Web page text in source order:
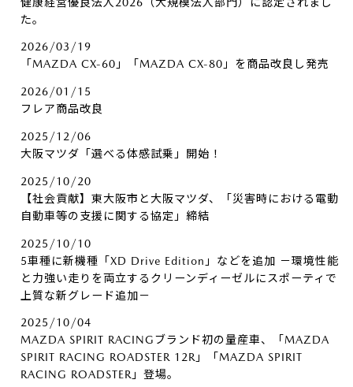
た。
2026/03/19
「MAZDA CX-60」「MAZDA CX-80」を商品改良し発売
2026/01/15
フレア商品改良
2025/12/06
大阪マツダ「選べる体感試乗」開始！
2025/10/20
【社会貢献】東大阪市と大阪マツダ、「災害時における電動
自動車等の支援に関する協定」締結
2025/10/10
5車種に新機種「XD Drive Edition」などを追加 －環境性能
と力強い走りを両立するクリーンディーゼルにスポーティで
上質な新グレード追加－
2025/10/04
MAZDA SPIRIT RACINGブランド初の量産車、「MAZDA
SPIRIT RACING ROADSTER 12R」「MAZDA SPIRIT
RACING ROADSTER」登場。